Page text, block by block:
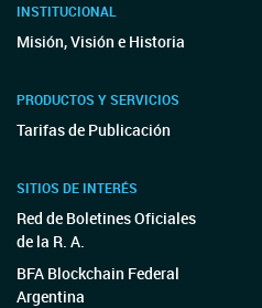
INSTITUCIONAL
Misión, Visión e Historia
PRODUCTOS Y SERVICIOS
Tarifas de Publicación
SITIOS DE INTERÉS
Red de Boletines Oficiales
de la R. A.
BFA Blockchain Federal
Argentina